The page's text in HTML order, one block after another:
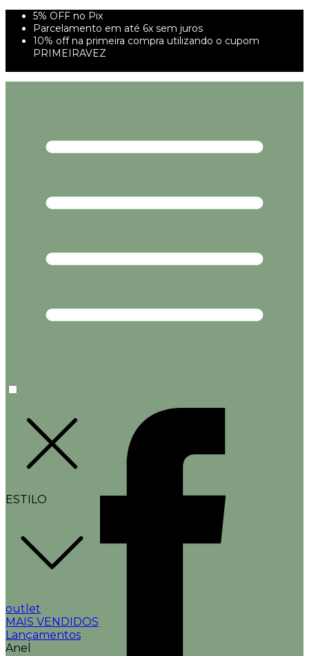
5% OFF no Pix
Parcelamento em até 6x sem juros
10% off na primeira compra utilizando o cupom
PRIMEIRAVEZ
ESTILO
outlet
MAIS VENDIDOS
Lançamentos
Anel